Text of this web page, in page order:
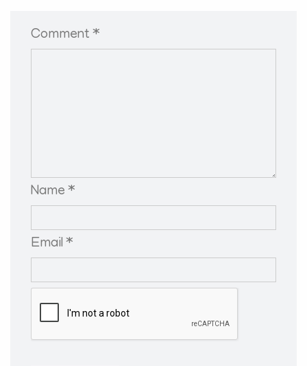
Comment *
Name *
Email *